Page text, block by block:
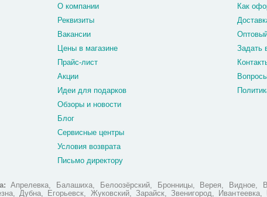
О компании
Реквизиты
Вакансии
Цены в магазине
Прайс-лист
Акции
Идеи для подарков
Обзоры и новости
Блог
Сервисные центры
Условия возврата
Письмо директору
Как
Задать
Апрелевка, Балашиха, Белоозёрский, Бронницы, Верея, Видное,
Дубна, Егорьевск, Жуковский, Зарайск, Звенигород,